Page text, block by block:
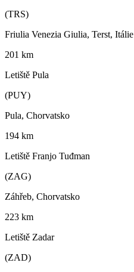
(TRS)
Friulia Venezia Giulia, Terst, Itálie
201 km
Letiště Pula
(PUY)
Pula, Chorvatsko
194 km
Letiště Franjo Tuđman
(ZAG)
Záhřeb, Chorvatsko
223 km
Letiště Zadar
(ZAD)